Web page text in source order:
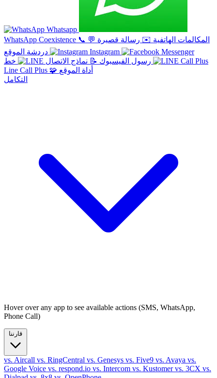
Whatsapp
WhatsApp Coexistence 📞 المكالمات الهاتفية ✉️ رسالة قصيرة 💬
Instagram
رسول الفيسبوك 📝 نماذج الاتصال
Line Call Plus 🧩 أداة الموقع
التكامل
Hover over any app to see available actions (SMS, WhatsApp,
Phone Call)
vs. Aircall vs. RingCentral vs. Genesys vs. Five9 vs. Avaya vs.
Google Voice vs. respond.io vs. Intercom vs. Kustomervs. 3CX vs.